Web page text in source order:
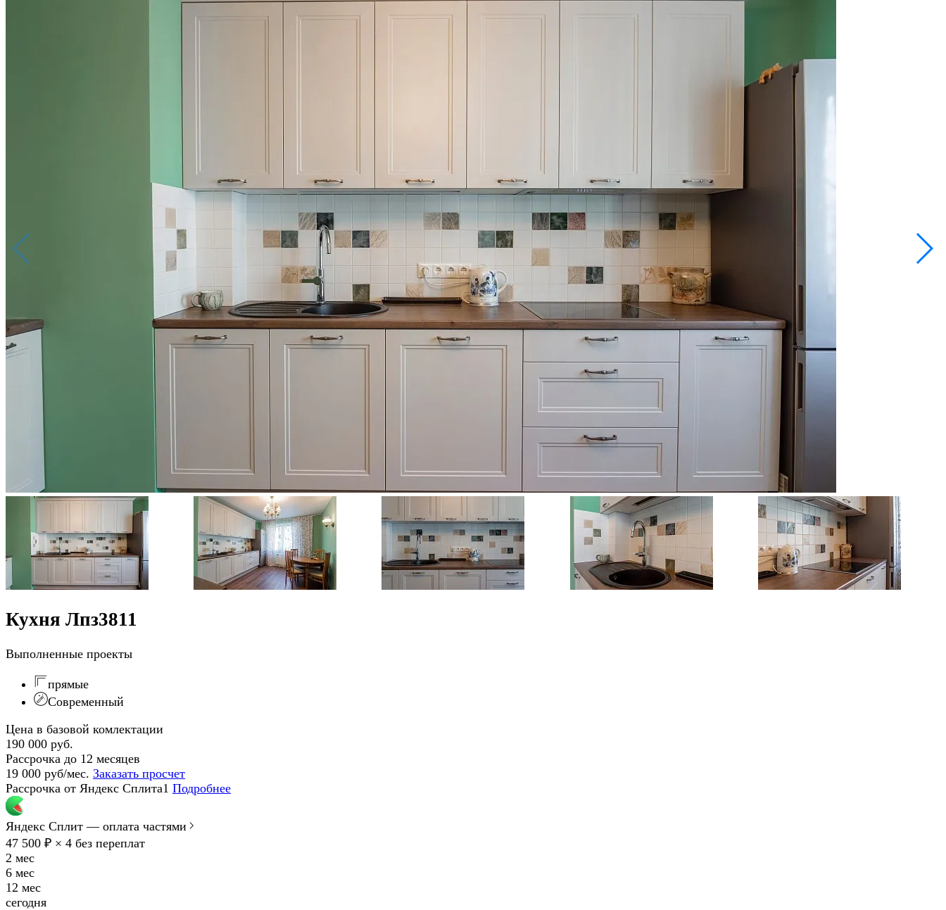
Кухня Лпз3811
Выполненные проекты
прямые
Современный
Цена в базовой комлектации
190 000 руб.
Рассрочка до 12 месяцев
19 000 руб/мес. Заказать просчет
Рассрочка от Яндекс Сплита1 Подробнее
Яндекс Сплит — оплата частями
47 500 ₽ × 4 без переплат
2 мес
6 мес
12 мес
сегодня